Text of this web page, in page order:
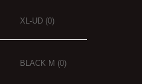
XL-UD (0)
BLACK M (0)